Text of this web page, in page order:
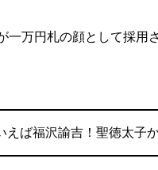
万円札の顔として採用
えば福沢諭吉！聖徳太子